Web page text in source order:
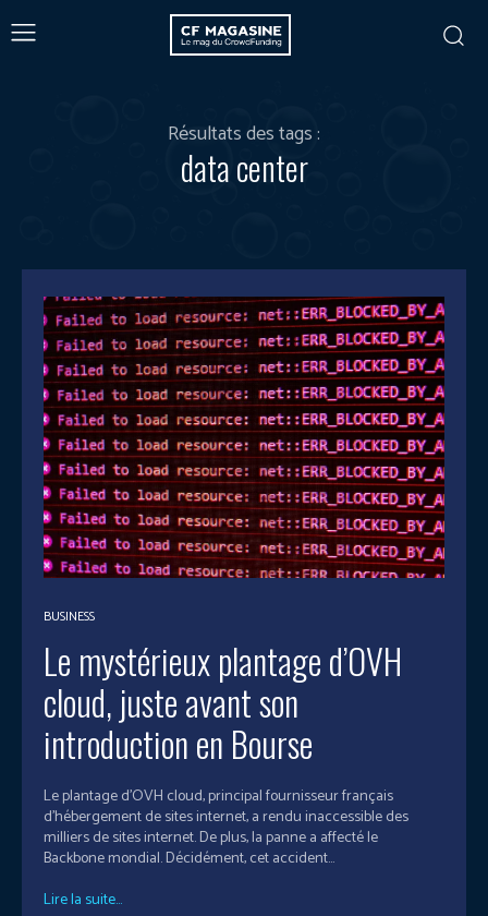
Résultats des tags :
data center
BUSINESS
Le mystérieux plantage d’OVH
cloud, juste avant son
introduction en Bourse
Le plantage d’OVH cloud, principal fournisseur français
d’hébergement de sites internet, a rendu inaccessible des
milliers de sites internet. De plus, la panne a affecté le
Backbone mondial. Décidément, cet accident...
Lire la suite...